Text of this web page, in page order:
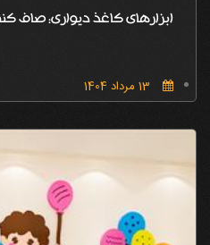
ابزارهای کاغذ دیواری: صاف